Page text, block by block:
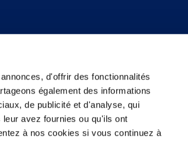
d'offrir des fonctionnalités
également des informations
de publicité et d'analyse, qui
avez fournies ou qu'ils ont
à nos cookies si vous continuez à